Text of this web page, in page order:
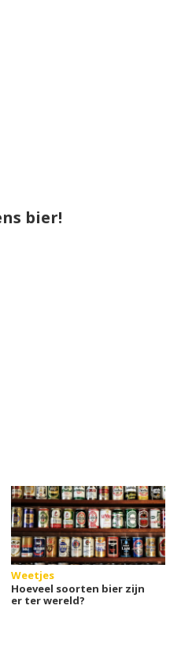
bier!
Weetjes
Hoeveel soorten bier zijn
er ter wereld?